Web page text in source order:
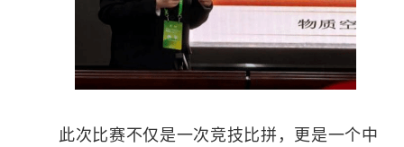
此次比赛不仅是一次竞技比拼，更是一个中